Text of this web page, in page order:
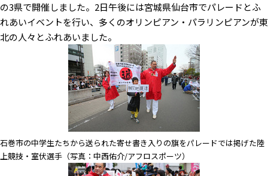
の3県で開催しました。2日午後には宮城県仙台市でパレードとふ
れあいイベントを行い、多くのオリンピアン・パラリンピアンが東
北の人々とふれあいました。
石巻市の中学生たちから送られた寄せ書き入りの旗をパレードでは掲げた陸
上競技・室伏選手（写真：中西佑介/アフロスポーツ）